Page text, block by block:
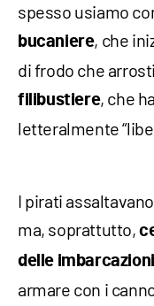
spesso usiamo
bucaniere, che
di frodo che
filibustiere, che
letteralmente
I pirati
ma, soprattutto,
delle
armare con i